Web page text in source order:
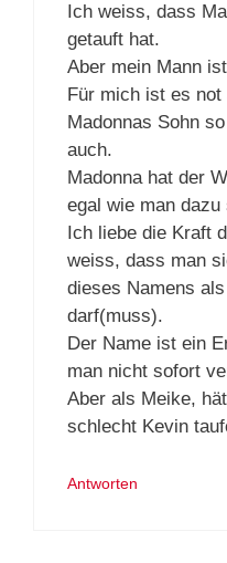
Ich weiss, dass
getauft hat.
Aber mein Mann
Für mich ist es
Madonnas Sohn
auch.
Madonna hat der
egal wie man dazu
Ich liebe die Kraft
weiss, dass man
dieses Namens
darf(muss).
Der Name ist ein
man nicht sofort
Aber als Meike,
schlecht Kevin
Antworten